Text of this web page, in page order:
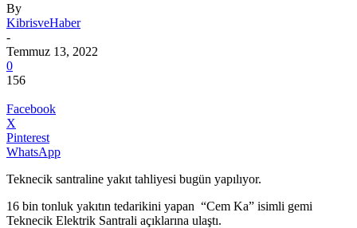
By
KibrisveHaber
-
Temmuz 13, 2022
0
156
Facebook
X
Pinterest
WhatsApp
Teknecik santraline yakıt tahliyesi bugün yapılıyor.
16 bin tonluk yakıtın tedarikini yapan “Cem Ka” isimli gemi
Teknecik Elektrik Santrali açıklarına ulaştı.